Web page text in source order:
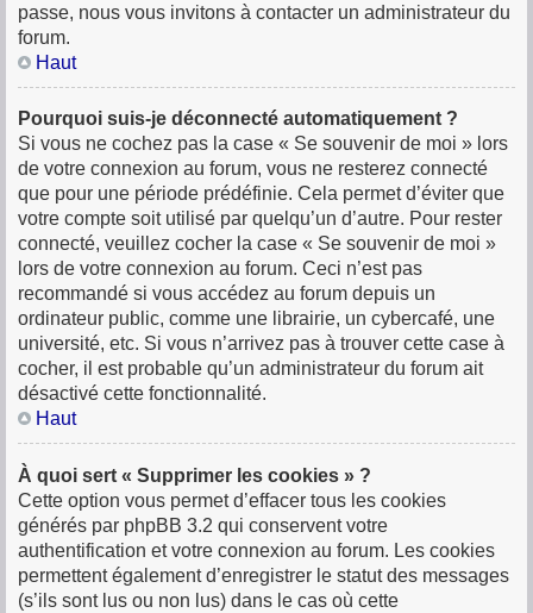
passe, nous vous invitons à contacter un administrateur du
forum.
Haut
Pourquoi suis-je déconnecté automatiquement ?
Si vous ne cochez pas la case « Se souvenir de moi » lors
de votre connexion au forum, vous ne resterez connecté
que pour une période prédéfinie. Cela permet d’éviter que
votre compte soit utilisé par quelqu’un d’autre. Pour rester
connecté, veuillez cocher la case « Se souvenir de moi »
lors de votre connexion au forum. Ceci n’est pas
recommandé si vous accédez au forum depuis un
ordinateur public, comme une librairie, un cybercafé, une
université, etc. Si vous n’arrivez pas à trouver cette case à
cocher, il est probable qu’un administrateur du forum ait
désactivé cette fonctionnalité.
Haut
À quoi sert « Supprimer les cookies » ?
Cette option vous permet d’effacer tous les cookies
générés par phpBB 3.2 qui conservent votre
authentification et votre connexion au forum. Les cookies
permettent également d’enregistrer le statut des messages
(s’ils sont lus ou non lus) dans le cas où cette